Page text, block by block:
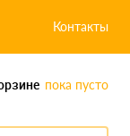
Контакты
пока пусто